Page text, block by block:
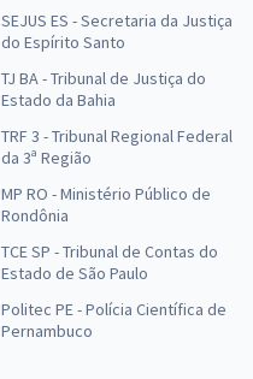
SEJUS ES - Secretaria da Justiça
do Espírito Santo
TJ BA - Tribunal de Justiça do
Estado da Bahia
TRF 3 - Tribunal Regional Federal
da 3ª Região
MP RO - Ministério Público de
Rondônia
TCE SP - Tribunal de Contas do
Estado de São Paulo
Politec PE - Polícia Científica de
Pernambuco